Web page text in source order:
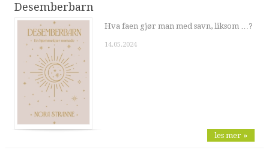
Desemberbarn
Hva faen gjør man med savn, liksom …?
14.05.2024
les mer »